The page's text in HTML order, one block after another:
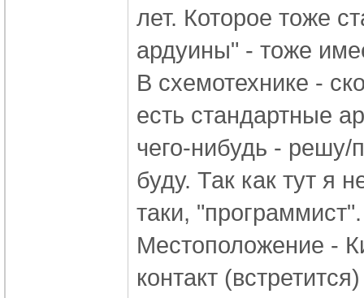
лет. Которое тоже
ардуины" - тоже
В схемотехнике -
есть стандартные
чего-нибудь - решу/
буду. Так как тут я
таки, "программист".
Местоположение -
контакт